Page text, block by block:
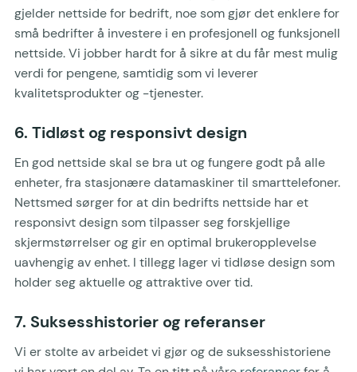
gjelder nettside for bedrift, noe som gjør det enklere for
små bedrifter å investere i en profesjonell og funksjonell
nettside. Vi jobber hardt for å sikre at du får mest mulig
verdi for pengene, samtidig som vi leverer
kvalitetsprodukter og -tjenester.
6. Tidløst og responsivt design
En god nettside skal se bra ut og fungere godt på alle
enheter, fra stasjonære datamaskiner til smarttelefoner.
Nettsmed sørger for at din bedrifts nettside har et
responsivt design som tilpasser seg forskjellige
skjermstørrelser og gir en optimal brukeropplevelse
uavhengig av enhet. I tillegg lager vi tidløse design som
holder seg aktuelle og attraktive over tid.
7. Suksesshistorier og referanser
Vi er stolte av arbeidet vi gjør og de suksesshistoriene